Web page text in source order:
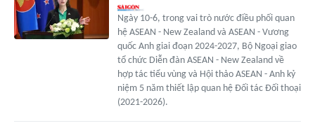
Ngày 10-6, trong vai trò nước điều phối quan
hệ ASEAN - New Zealand và ASEAN - Vương
quốc Anh giai đoạn 2024-2027, Bộ Ngoại giao
tổ chức Diễn đàn ASEAN - New Zealand về
hợp tác tiểu vùng và Hội thảo ASEAN - Anh kỷ
niệm 5 năm thiết lập quan hệ Đối tác Đối thoại
(2021-2026).